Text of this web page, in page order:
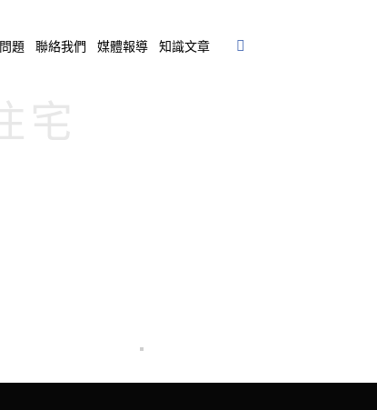
題 聯絡我們 媒體報導 知識文章